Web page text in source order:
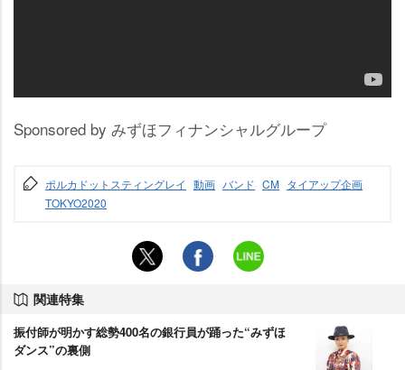
Sponsored by みずほフィナンシャルグループ
ポルカドットスティングレイ 動画 バンド CM タイアップ企画
TOKYO2020
関連特集
振付師が明かす総勢400名の銀行員が踊った“みずほ
ダンス”の裏側